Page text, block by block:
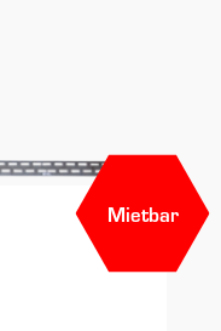
Mietbar